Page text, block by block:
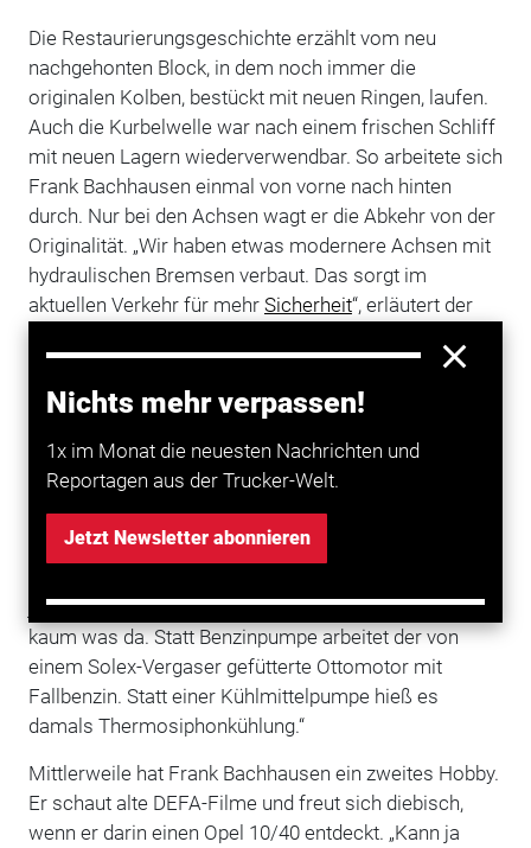
Nichts mehr verpassen!
1x im Monat die neuesten Nachrichten und
Reportagen aus der Trucker-Welt.
Jetzt Newsletter abonnieren
Die Restaurierungsgeschichte erzählt vom neu
nachgehonten Block, in dem noch immer die
originalen Kolben, bestückt mit neuen Ringen, laufen.
Auch die Kurbelwelle war nach einem frischen Schliff
mit neuen Lagern wiederverwendbar. So arbeitete sich
Frank Bachhausen einmal von vorne nach hinten
durch. Nur bei den Achsen wagt er die Abkehr von der
Originalität. „Wir haben etwas modernere Achsen mit
hydraulischen Bremsen verbaut. Das sorgt im
aktuellen Verkehr für mehr Sicherheit“, erläutert der
wieder mit kräftig hörbaren, aber angenehmen
Lebensäußerungen fröhlich durch Düsseldorf und
Umgebung. Im größten seiner vier Vorwärtsgänge
läuft er mit rund 60 km/h zuverlässig rechts- und
ja kaum etwas kaputtgehen“, meint Bachhausen, „ist ja
kaum was da. Statt Benzinpumpe arbeitet der von
einem Solex-Vergaser gefütterte Ottomotor mit
Fallbenzin. Statt einer Kühlmittelpumpe hieß es
damals Thermosiphonkühlung.“
Mittlerweile hat Frank Bachhausen ein zweites Hobby.
Er schaut alte DEFA-Filme und freut sich diebisch,
wenn er darin einen Opel 10/40 entdeckt. „Kann ja